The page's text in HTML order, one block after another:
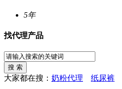
5年
找代理产品
大家都在搜： 奶粉代理 纸尿裤